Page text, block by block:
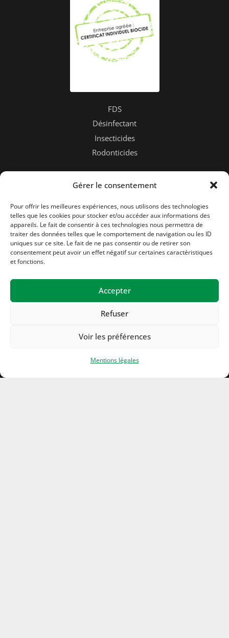
Gérer le consentement
Pour offrir les meilleures expériences, nous utilisons des technologies
telles que les cookies pour stocker et/ou accéder aux informations des
appareils. Le fait de consentir à ces technologies nous permettra de
traiter des données telles que le comportement de navigation ou les ID
uniques sur ce site. Le fait de ne pas consentir ou de retirer son
consentement peut avoir un effet négatif sur certaines caractéristiques
et fonctions.
Accepter
Refuser
Voir les préférences
Mentions légales
FDS
Désinfectant
Insecticides
Rodonticides
01 34 08 17 10